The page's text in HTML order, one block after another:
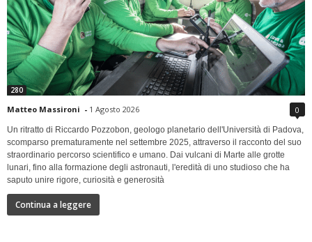
280
Matteo Massironi - 1 Agosto 2026 0
Un ritratto di Riccardo Pozzobon, geologo planetario dell'Università di Padova,
scomparso prematuramente nel settembre 2025, attraverso il racconto del suo
straordinario percorso scientifico e umano. Dai vulcani di Marte alle grotte
lunari, fino alla formazione degli astronauti, l'eredità di uno studioso che ha
saputo unire rigore, curiosità e generosità
Continua a leggere